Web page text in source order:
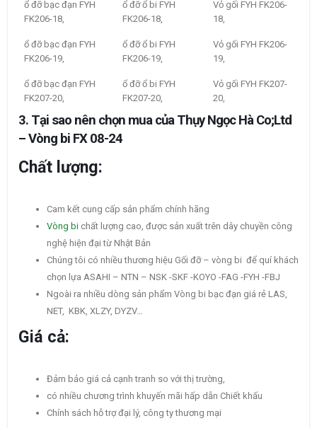
ổ đỡ bạc đạn FYH
FK206-18,
ổ đỡ ổ bi FYH
FK206-18,
Vỏ gối FYH FK206-
18,
ổ đỡ bạc đạn FYH
FK206-19,
ổ đỡ ổ bi FYH
FK206-19,
Vỏ gối FYH FK206-
19,
ổ đỡ bạc đạn FYH
FK207-20,
ổ đỡ ổ bi FYH
FK207-20,
Vỏ gối FYH FK207-
20,
3. Tại sao nên chọn mua của Thụy Ngọc Hà Co;Ltd
– Vòng bi FX 08-24
Chất lượng:
Cam kết cung cấp sản phẩm chính hãng
Vòng bi chất lượng cao, được sản xuất trên dây chuyền công
nghệ hiện đại từ Nhật Bản
Chúng tôi có nhiều thương hiệu Gối đỡ – vòng bi để quí khách
chọn lựa ASAHI – NTN – NSK -SKF -KOYO -FAG -FYH -FBJ
Ngoài ra nhiều dòng sản phẩm Vòng bi bạc đạn giá rẻ LAS,
NET, KBK, XLZY, DYZV…
Giá cả:
Đảm bảo giá cả cạnh tranh so với thị trường,
có nhiều chương trình khuyến mãi hấp dẫn Chiết khấu
Chính sách hỗ trợ đại lý, công ty thương mại